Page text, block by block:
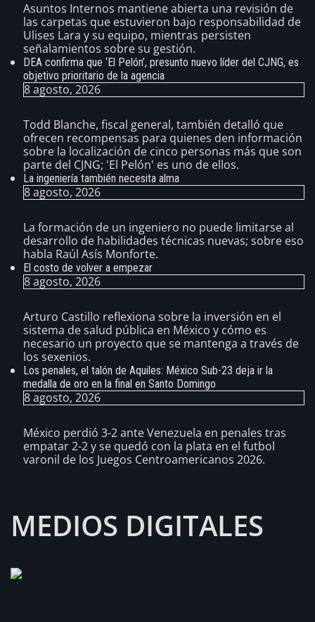
Asuntos Internos mantiene abierta una revisión de
las carpetas que estuvieron bajo responsabilidad de
Ulises Lara y su equipo, mientras persisten
señalamientos sobre su gestión.
DEA confirma que ‘El Pelón’, presunto nuevo líder del CJNG, es
objetivo prioritario de la agencia
8 agosto, 2026
Todd Blanche, fiscal general, también detalló que
ofrecen recompensas para quienes den información
sobre la localización de cinco personas más que son
parte del CJNG; 'El Pelón' es uno de ellos.
La ingeniería también necesita alma
8 agosto, 2026
La formación de un ingeniero no puede limitarse al
desarrollo de habilidades técnicas nuevas; sobre eso
habla Raúl Asís Monforte.
El costo de volver a empezar
8 agosto, 2026
Arturo Castillo reflexiona sobre la inversión en el
sistema de salud pública en México y cómo es
necesario un proyecto que se mantenga a través de
los sexenios.
Los penales, el talón de Aquiles: México Sub-23 deja ir la
medalla de oro en la final en Santo Domingo
8 agosto, 2026
México perdió 3-2 ante Venezuela en penales tras
empatar 2-2 y se quedó con la plata en el futbol
varonil de los Juegos Centroamericanos 2026.
MEDIOS DIGITALES